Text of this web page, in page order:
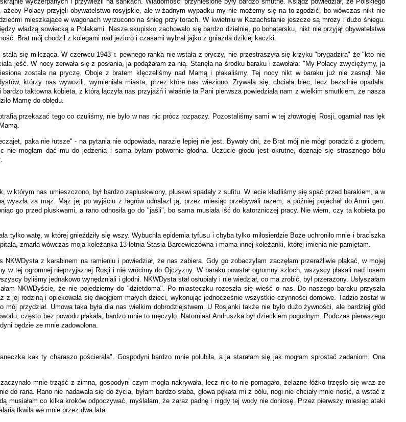
Polacy przyjęli obywatelstwo rosyjskie, ale w żadnym wypadku my nie możemy się na to zgodzić, bo wówczas nikt nie
mieszkające w wagonach wyrzucono na śnieg przy torach. W kwietniu w Kazachstanie jeszcze są mrozy i dużo śniegu.
władzą sowiecką a Polakami. Nasze skupisko zachowało się bardzo dzielnie, po bohatersku, nikt nie przyjął obywatelstwa
Brat mój chodził z kolegami nad jezioro i czasami wybrał jajko z gniazda dzikiej kaczki.
się milcząca. W czerwcu 1943 r. pewnego ranka nie wstała z pryczy, nie przestraszyła się krzyku "brygadzira" że "kto nie
jeść. W nocy zerwała się z posłania, ja podążałam za nią. Stanęła na środku baraku i zawołała: "My Polacy zwyciężymy, ja
została na pryczę. Oboje z bratem klęczeliśmy nad Mamą i płakaliśmy. Tej nocy nikt w baraku już nie zasnął. Nie
którzy nas wywozili, wymieniała miasta, przez które nas wieziono. Zrywała się, chciała biec, lecz bezsilnie opadała.
taktowna kobieta, z którą łączyła nas przyjaźń i właśnie ta Pani pierwsza powiedziała nam z wielkim smutkiem, że nasza
Mamę do obłędu.
przekazać tego co czuliśmy, nie było w nas nic prócz rozpaczy. Pozostaliśmy sami w tej złowrogiej Rosji, ogarniał nas lęk
paka nie łutsze" - na pytania nie odpowiada, narazie lepiej nie jest. Bywały dni, że Brat mój nie mógł poradzić z głodem,
nie mogłam dać mu do jedzenia i sama byłam potwornie głodna. Uczucie głodu jest okrutne, doznaje się strasznego bólu
w którym nas umieszczono, był bardzo zapluskwiony, pluskwi spadały z sufitu. W lecie kładliśmy się spać przed barakiem, a w
wyszła za mąż. Mąż jej po wyjściu z łagrów odnalazł ją, przez miesiąc przebywali razem, a później pojechał do Armii gen.
go przed pluskwami, a rano odnosiła go do "jaśli", bo sama musiała iść do katorżniczej pracy. Nie wiem, czy ta kobieta po
tylko watę, w której gnieździły się wszy. Wybuchła epidemia tyfusu i chyba tylko miłosierdzie Boże uchroniło mnie i braciszka
zmarła wówczas moja koleżanka 13-letnia Stasia Barcewiczówna i mama innej koleżanki, której imienia nie pamiętam.
z karabinem na ramieniu i powiedział, że nas zabiera. Gdy go zobaczyłam zaczęłam przeraźliwie płakać, w mojej
w tej ogromnej nieprzyjaznej Rosji i nie wrócimy do Ojczyzny. W baraku powstał ogromny szloch, wszyscy płakali nad losem
byliśmy jednakowo wynędzniali i głodni. NKWDysta stał osłupiały i nie wiedział, co ma zrobić, był przerażony. Usłyszałam
NKWDyście, że nie pojedziemy do "dzietdoma". Po miasteczku rozeszła się wieść o nas. Do naszego baraku przyszła
jej rodziną i opiekowała się dwojgiem małych dzieci, wykonując jednocześnie wszystkie czynności domowe. Tadzio został w
przydział. Umowa taka była dla nas wielkim dobrodziejstwem. U Rosjanki także nie było dużo żywności, ale bardziej głód
często bez powodu płakała, bardzo mnie to męczyło. Natomiast Andruszka był dzieckiem pogodnym. Podczas pierwszego
będzie ze mnie zadowolona.
kak ty charaszo pościerała". Gospodyni bardzo mnie polubiła, a ja starałam się jak mogłam sprostać zadaniom. Ona
mnie trząść z zimna, gospodyni czym mogła nakrywała, lecz nic to nie pomagało, żelazne łóżko trzęsło się wraz ze
do rana. Rano nie nadawała się do życia, byłam bardzo słaba, głowa pękała mi z bólu, nogi nie chciały mnie nosić, a wstać z
musiałam co kilka kroków odpoczywać, myślałam, że zaraz padnę i nigdy tej wody nie doniosę. Przez pierwszy miesiąc ataki
tkwiła we mnie przez dwa lata.